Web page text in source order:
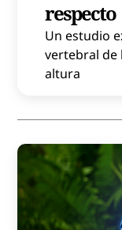
respecto
Un estudio
vertebral de
altura